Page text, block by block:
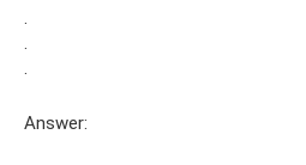
.
.
.
Answer: